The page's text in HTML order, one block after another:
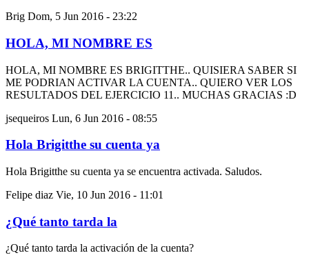
Brig Dom, 5 Jun 2016 - 23:22
HOLA, MI NOMBRE ES
HOLA, MI NOMBRE ES BRIGITTHE.. QUISIERA SABER SI
ME PODRIAN ACTIVAR LA CUENTA.. QUIERO VER LOS
RESULTADOS DEL EJERCICIO 11.. MUCHAS GRACIAS :D
jsequeiros Lun, 6 Jun 2016 - 08:55
Hola Brigitthe su cuenta ya
Hola Brigitthe su cuenta ya se encuentra activada. Saludos.
Felipe diaz Vie, 10 Jun 2016 - 11:01
¿Qué tanto tarda la
¿Qué tanto tarda la activación de la cuenta?